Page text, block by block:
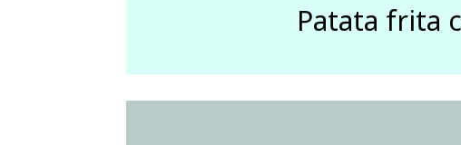
Patata frita